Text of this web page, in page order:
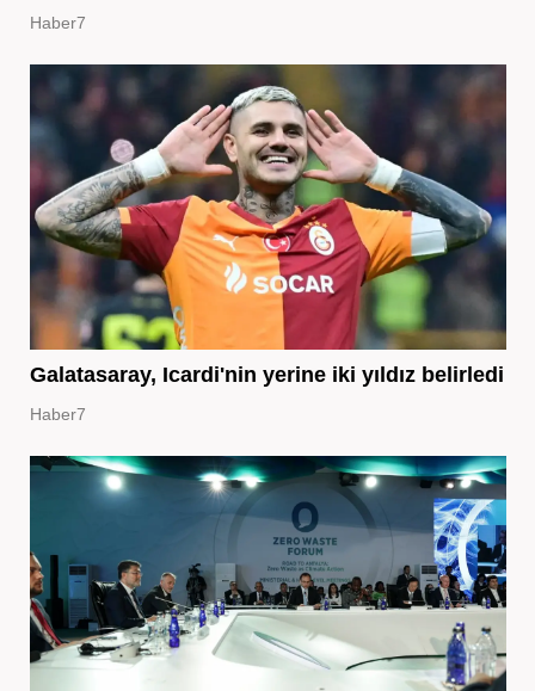
Haber7
Galatasaray, Icardi'nin yerine iki yıldız belirledi
Haber7